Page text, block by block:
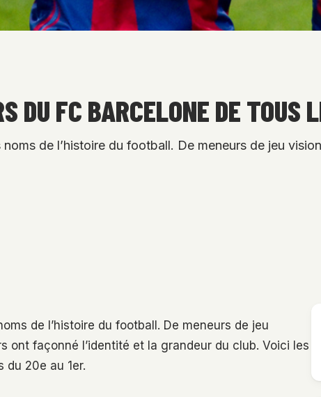
DU FC BARCELONE DE TOUS
de l’histoire du football. De meneurs de jeu
de l’histoire du football. De meneurs de jeu
façonné l’identité et la grandeur du club. Voici les
du 20e au 1er.